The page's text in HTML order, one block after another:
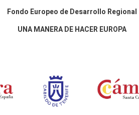
Fondo Europeo de Desarrollo Regional
UNA MANERA DE HACER EUROPA